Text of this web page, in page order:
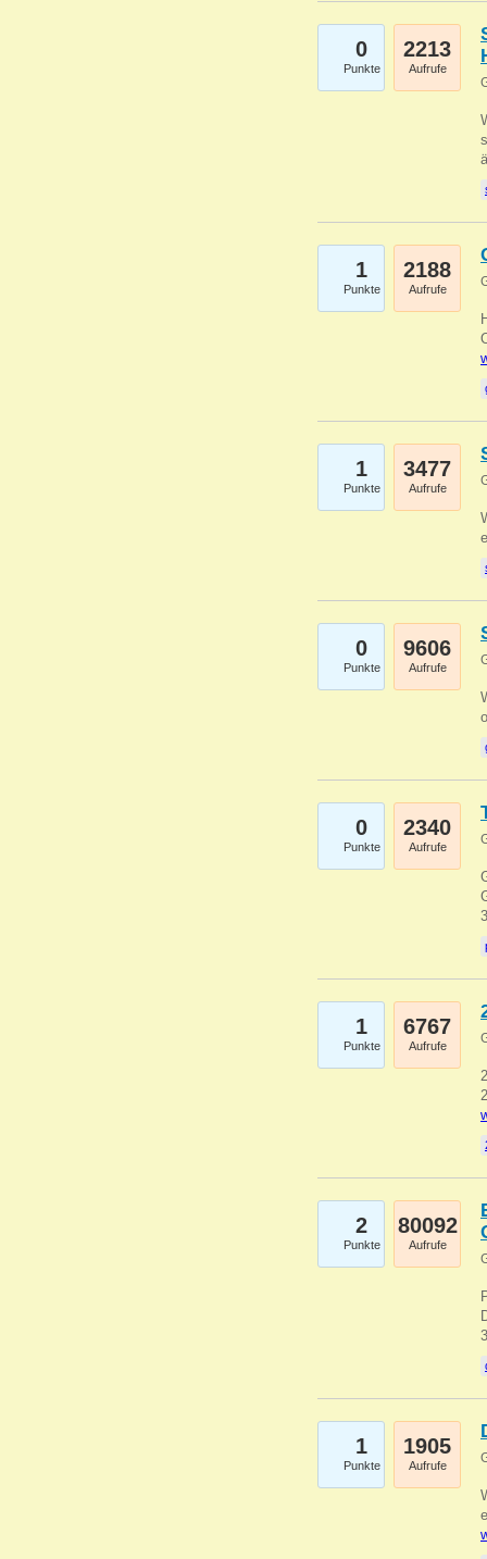
0
Punkte
2213
Aufrufe
1
Punkte
2188
Aufrufe
1
Punkte
3477
Aufrufe
0
Punkte
9606
Aufrufe
0
Punkte
2340
Aufrufe
1
Punkte
6767
Aufrufe
2
Punkte
80092
Aufrufe
1
Punkte
1905
Aufrufe